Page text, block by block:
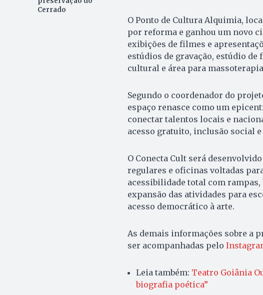
Cerrado
O Ponto de Cultura Alquimia,
por reforma e ganhou um novo
exibições de filmes e
estúdios de gravação, estúdio
cultural e área para
Segundo o coordenador do
espaço renasce como um
conectar talentos locais e
acesso gratuito, inclusão social
O Conecta Cult será
regulares e oficinas voltadas
acessibilidade total com rampas,
expansão das atividades para
acesso democrático à arte.
As demais informações sobre a
ser acompanhadas pelo
Leia também: Teatro Goiânia
biografia poética”